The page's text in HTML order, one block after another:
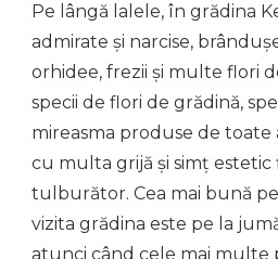
Pe lângă lalele, în grădina
admirate și narcise,
orhidee, frezii și multe flori
specii de flori de grădină,
mireasma produse de toate
cu multa grijă și simț
tulburător. Cea mai bună
vizita grădina este pe la
atunci când cele mai multe